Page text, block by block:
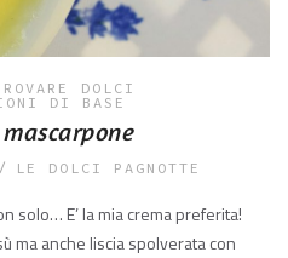
DOLCI
DI BASE
LE DOLCI PAGNOTTE
solo… E’ la mia crema preferita!
ma anche liscia spolverata con